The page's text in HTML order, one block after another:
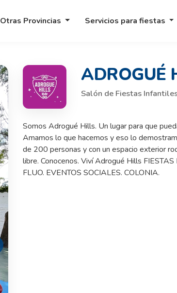
Otras Provincias Servicios para fiestas
ADROGUÉ
Salón de Fiestas
Somos Adrogué Hills. Un lugar para que
Amamos lo que hacemos y eso lo
de 200 personas y con un espacio exterior
libre. Conocenos. Viví Adrogué Hills
FLUO. EVENTOS SOCIALES. COLONIA.